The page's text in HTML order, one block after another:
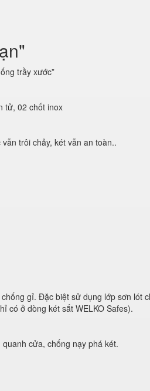
trầy xước”
tử, 02 chốt inox
trôi chảy, két vẫn an toàn..
gỉ. Đặc biệt sử dụng lớp sơn lót
có ở dòng két sắt WELKO Safes).
cửa, chống nạy phá két.